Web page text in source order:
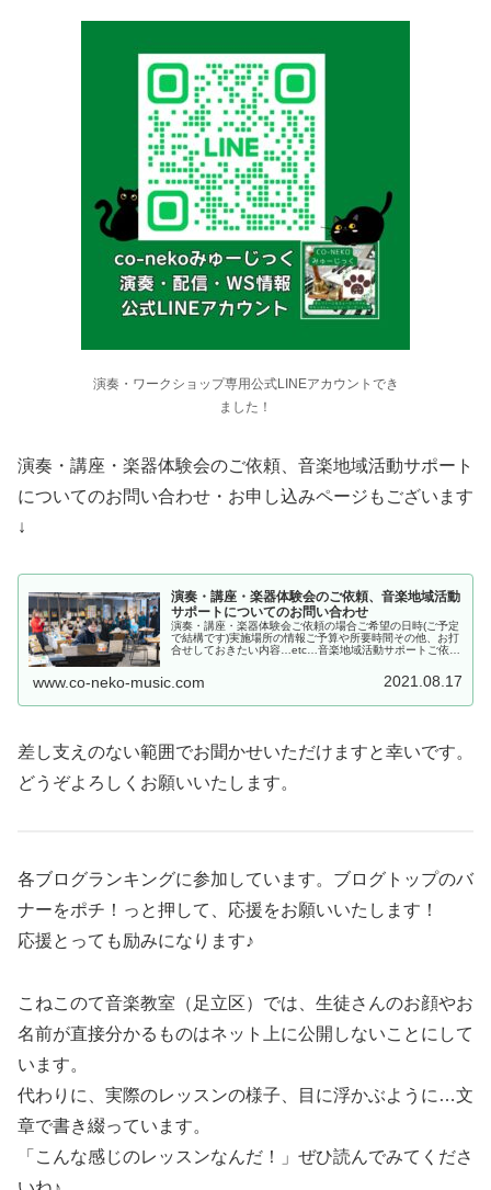
演奏・ワークショップ専用公式LINEアカウントでき
ました！
演奏・講座・楽器体験会のご依頼、音楽地域活動サポート
についてのお問い合わせ・お申し込みページもございます
↓
演奏・講座・楽器体験会のご依頼、音楽地域活動
サポートについてのお問い合わせ
演奏・講座・楽器体験会ご依頼の場合ご希望の日時(ご予定
で結構です)実施場所の情報ご予算や所要時間その他、お打
合せしておきたい内容…etc…音楽地域活動サポートご依頼
www.co-neko-music.com 2021.08.17
差し支えのない範囲でお聞かせいただけますと幸いです。
どうぞよろしくお願いいたします。
各ブログランキングに参加しています。ブログトップのバ
ナーをポチ！っと押して、応援をお願いいたします！
応援とっても励みになります♪
こねこのて音楽教室（足立区）では、生徒さんのお顔やお
名前が直接分かるものはネット上に公開しないことにして
います。
代わりに、実際のレッスンの様子、目に浮かぶように…文
章で書き綴っています。
「こんな感じのレッスンなんだ！」ぜひ読んでみてくださ